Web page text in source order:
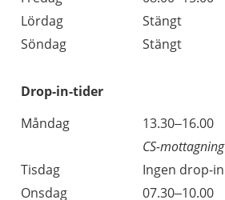
Lördag
Stängt
Söndag
Stängt
Drop-in-tider
Måndag
13.30–16.00
CS-mottagning
Tisdag
Ingen drop-in
Onsdag
07.30–10.00